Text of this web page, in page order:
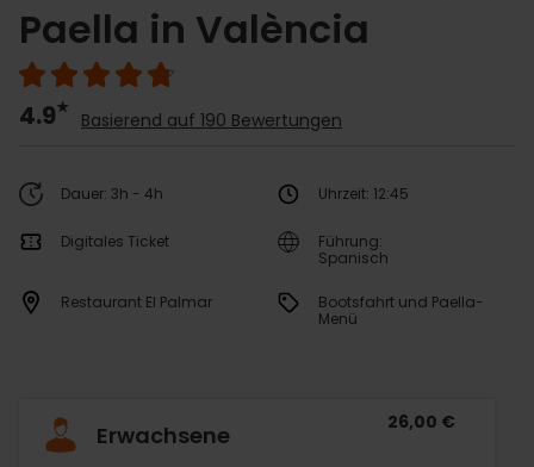
Paella in València
4.9 Basierend auf 190 Bewertungen
Dauer: 3h - 4h Uhrzeit: 12:45
Digitales Ticket
Führung:
Spanisch
Restaurant El Palmar
Bootsfahrt und Paella-
Menü
Erwachsene 26,00 €